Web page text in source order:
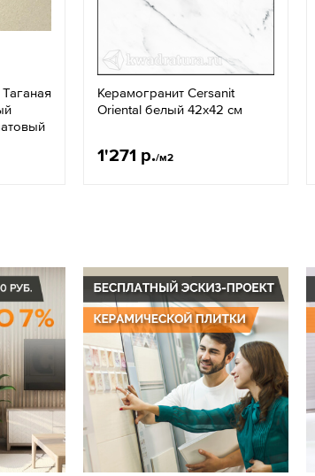
Керамогранит Cersanit
Oriental белый 42x42 см
1'271 р./м2